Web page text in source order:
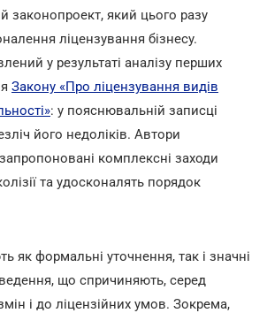
законопроект, який цього разу
ліцензування бізнесу.
у результаті аналізу перших
Закону «Про ліцензування видів
: у пояснювальній записці
його недоліків. Автори
комплексні заходи
та удосконалять порядок
як формальні уточнення, так і значні
що спричиняють, серед
і до ліцензійних умов. Зокрема,